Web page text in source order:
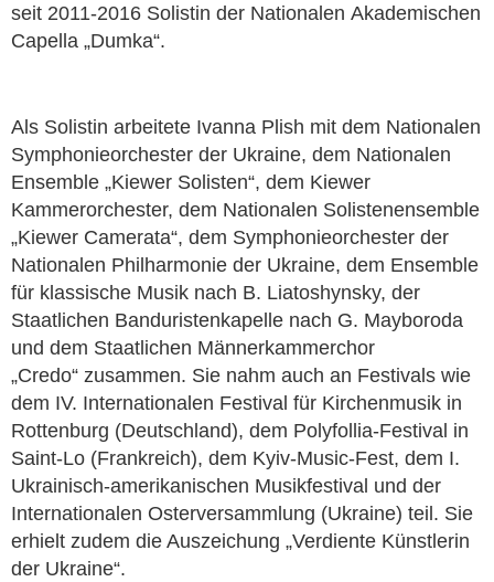
seit 2011-2016 Solistin der Nationalen Akademischen
Capella „Dumka“.
Als Solistin arbeitete Ivanna Plish mit dem Nationalen
Symphonieorchester der Ukraine, dem Nationalen
Ensemble „Kiewer Solisten“, dem Kiewer
Kammerorchester, dem Nationalen Solistenensemble
„Kiewer Camerata“, dem Symphonieorchester der
Nationalen Philharmonie der Ukraine, dem Ensemble
für klassische Musik nach B. Liatoshynsky, der
Staatlichen Banduristenkapelle nach G. Mayboroda
und dem Staatlichen Männerkammerchor
„Credo“ zusammen. Sie nahm auch an Festivals wie
dem IV. Internationalen Festival für Kirchenmusik in
Rottenburg (Deutschland), dem Polyfollia-Festival in
Saint-Lo (Frankreich), dem Kyiv-Music-Fest, dem I.
Ukrainisch-amerikanischen Musikfestival und der
Internationalen Osterversammlung (Ukraine) teil. Sie
erhielt zudem die Auszeichung „Verdiente Künstlerin
der Ukraine“.